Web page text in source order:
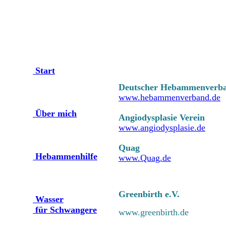
Start
Über mich
Hebammenhilfe
Wasser
für Schwangere
Deutscher
www.hebammenverband.de
Angiodysplasie Verein
www.angiodysplasie.de
Quag
www.Quag.de
Greenbirth e.V.
www.greenbirth.de